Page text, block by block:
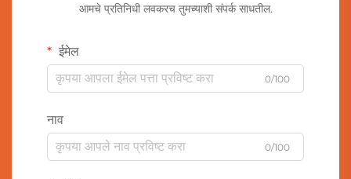
आमचे प्रतिनिधी लवकरच तुमच्याशी संपर्क साधतील.
ईमेल
0/100
नाव
0/100